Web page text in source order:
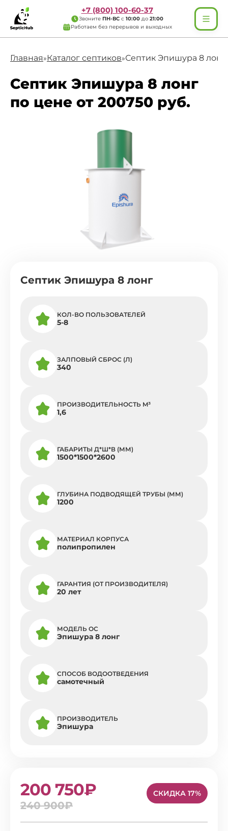
+7 (800) 100-60-37
Звоните ПН-ВС с 10:00 до 21:00
Работаем без перерывов и выходных
Главная»Каталог септиков»Септик Эпишура 8 лонг
Септик Эпишура 8 лонг
по цене от 200750 руб.
Септик Эпишура 8 лонг
КОЛ-ВО ПОЛЬЗОВАТЕЛЕЙ
5-8
ЗАЛПОВЫЙ СБРОС (Л)
340
ПРОИЗВОДИТЕЛЬНОСТЬ M³
1,6
ГАБАРИТЫ Д*Ш*В (ММ)
1500*1500*2600
ГЛУБИНА ПОДВОДЯЩЕЙ ТРУБЫ (ММ)
1200
МАТЕРИАЛ КОРПУСА
полипропилен
ГАРАНТИЯ (ОТ ПРОИЗВОДИТЕЛЯ)
20 лет
МОДЕЛЬ ОС
Эпишура 8 лонг
СПОСОБ ВОДООТВЕДЕНИЯ
самотечный
ПРОИЗВОДИТЕЛЬ
Эпишура
200 750₽
240 900₽
СКИДКА 17%